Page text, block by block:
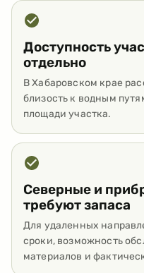
Доступность
отдельно
В Хабаровском крае
близость к водным
площади участка.
Северные и
требуют запаса
Для удаленных
сроки, возможность
материалов и